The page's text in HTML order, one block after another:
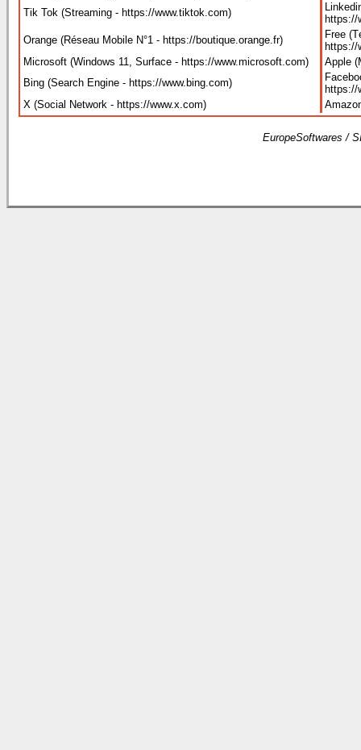
Tik Tok (Streaming - https://www.tiktok.com)
https://
Orange (Réseau Mobile N°1 - https://boutique.orange.fr)
Free
https://
Microsoft (Windows 11, Surface - https://www.microsoft.com)
Apple
Bing (Search Engine - https://www.bing.com)
https://
X (Social Network - https://www.x.com)
EuropeSoftwares /